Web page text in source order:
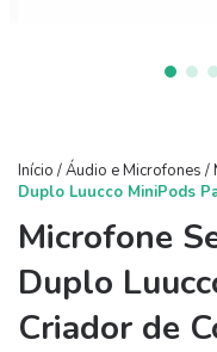
Início /Áudio e Microfones /
Duplo Luucco MiniPods
Microfone
Duplo
Criador de